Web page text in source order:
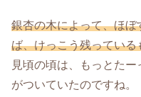
銀杏の木によって、ほ
ば、けっこう残っている
見頃の頃は、もっとた
がついていたのですね。